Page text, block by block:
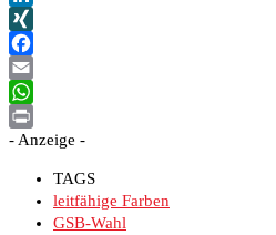
LinkedIn
XING
Facebook
Email
WhatsApp
Print
- Anzeige -
TAGS
leitfähige Farben
GSB-Wahl